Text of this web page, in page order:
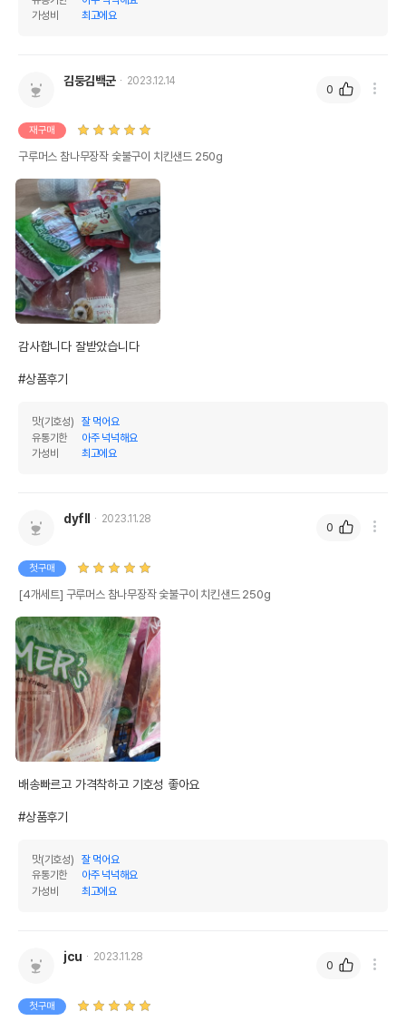
가성비
최고에요
김둥김백군 2023.12.14
재구매
구루머스 참나무장작 숯불구이 치킨샌드 250g
감사합니다 잘받았습니다
#상품후기
맛(기호성)
잘 먹어요
유통기한
아주 넉넉해요
가성비
최고에요
0
dyfll 2023.11.28
첫구매
[4개세트] 구루머스 참나무장작 숯불구이 치킨샌드 250g
배송빠르고 가격착하고 기호성 좋아요
#상품후기
맛(기호성)
잘 먹어요
유통기한
아주 넉넉해요
가성비
최고에요
0
jcu 2023.11.28
첫구매
0